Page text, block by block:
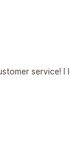
service! I